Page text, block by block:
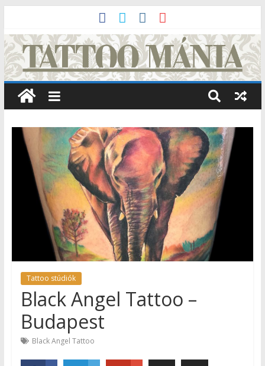
Tattoo stúdiók
Black Angel Tattoo –
Budapest
Black Angel Tattoo